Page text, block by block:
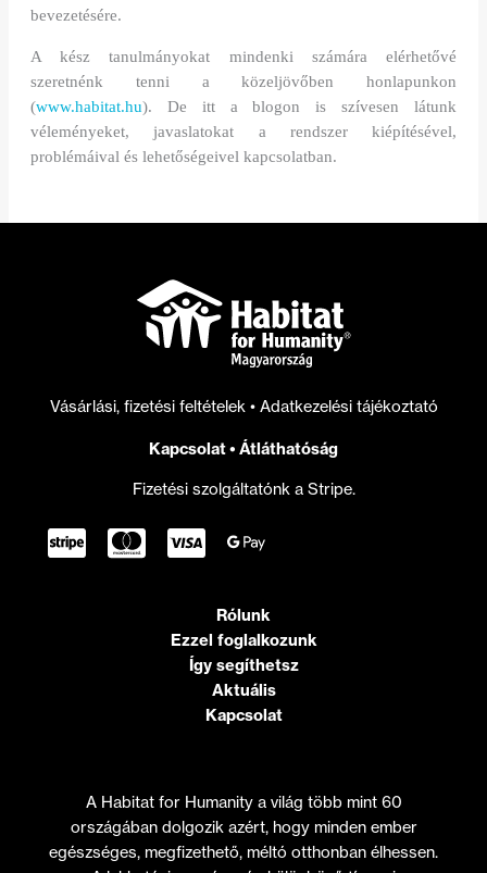
bevezetésére.
A kész tanulmányokat mindenki számára elérhetővé
szeretnénk tenni a közeljövőben honlapunkon
(www.habitat.hu). De itt a blogon is szívesen látunk
véleményeket, javaslatokat a rendszer kiépítésével,
problémáival és lehetőségeivel kapcsolatban.
Vásárlási, fizetési feltételek • Adatkezelési tájékoztató
Kapcsolat• Átláthatóság
Fizetési szolgáltatónk a Stripe.
Rólunk
Ezzel foglalkozunk
Így segíthetsz
Aktuális
Kapcsolat
A Habitat for Humanity a világ több mint 60
országában dolgozik azért, hogy minden ember
egészséges, megfizethető, méltó otthonban élhessen.